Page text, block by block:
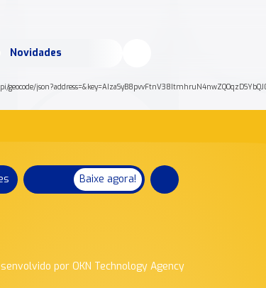
Novidades
geocode/
Baixe agora!
por OKN Technology Agency